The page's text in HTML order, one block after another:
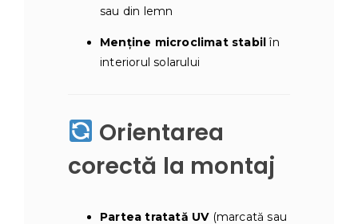
sau din lemn
Menține microclimat stabilîn
interiorul solarului
Orientarea
corectă la montaj
Partea tratată UV(marcată sau